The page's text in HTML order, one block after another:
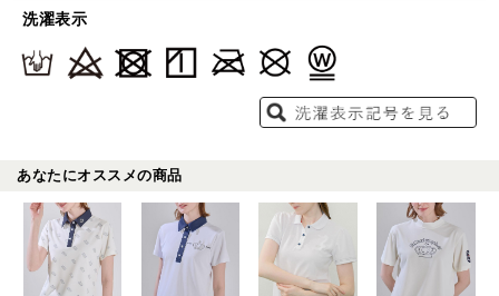
洗濯表示
あなたにオススメの商品